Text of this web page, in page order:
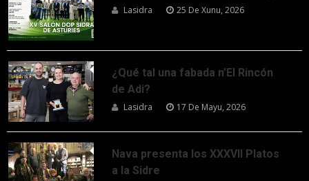
Lasidra 25 De Xunu, 2026
¿Qué tal una fabada n’El Rincón
de Adi?
Lasidra 17 De Mayu, 2026
Nava presenta los XXXVII Platos
a la Sidre